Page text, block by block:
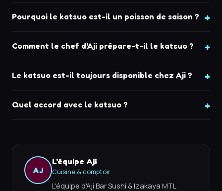
Pourquoi le katsuo est-il un poisson de saison ?
Comment le chef d'Aji prépare-t-il le katsuo ?
Le katsuo est-il toujours disponible chez Aji ?
Quel accord avec le katsuo ?
AJ
L'équipe Aji
Cuisine & comptoir
L'équipe d'Aji Bar Sushi & Izakaya MTL